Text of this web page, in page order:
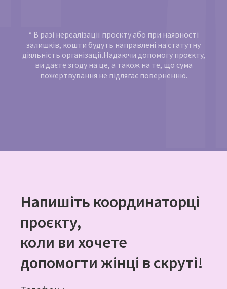
* В разі нереалізації проєкту або при наявності
залишків, кошти будуть направлені на статутну
діяльність організації.Надаючи допомогу проєкту,
ви даєте згоду на це, а також на те, що сума
пожертвування не підлягає поверненню.
Напишіть координаторці
проєкту,
коли ви хочете
допомогти жінці в скруті!